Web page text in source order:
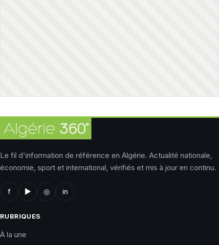
Le fil d'information de référence en Algérie. Actualité nationale,
économie, sport et international, vérifiés et mis à jour en continu.
f ▶ ◎ in
RUBRIQUES
À la une